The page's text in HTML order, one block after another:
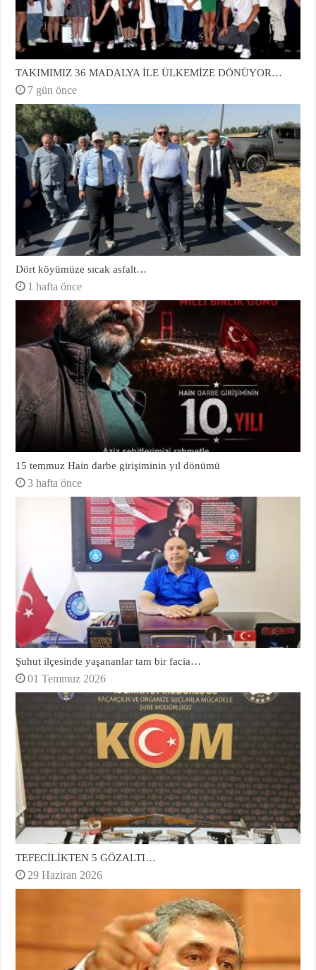
TAKIMIMIZ 36 MADALYA İLE ÜLKEMİZE DÖNÜYOR…
7 gün önce
Dört köyümüze sıcak asfalt…
1 hafta önce
15 temmuz Hain darbe girişiminin yıl dönümü
3 hafta önce
Şuhut ilçesinde yaşananlar tam bir facia…
01 Temmuz 2026
TEFECİLİKTEN 5 GÖZALTI…
29 Haziran 2026